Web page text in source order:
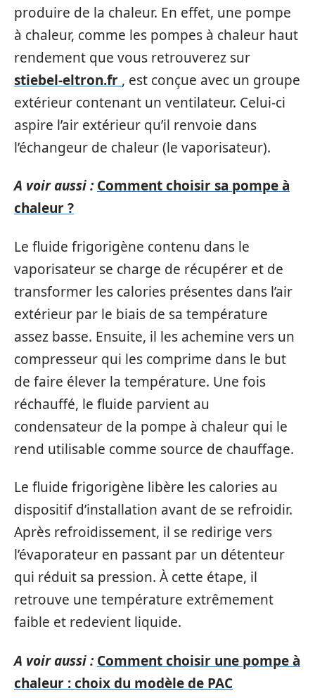
produire de la chaleur. En effet, une pompe
à chaleur, comme les pompes à chaleur haut
rendement que vous retrouverez sur
stiebel-eltron.fr , est conçue avec un groupe
extérieur contenant un ventilateur. Celui-ci
aspire l’air extérieur qu’il renvoie dans
l’échangeur de chaleur (le vaporisateur).
A voir aussi : Comment choisir sa pompe à
chaleur ?
Le fluide frigorigène contenu dans le
vaporisateur se charge de récupérer et de
transformer les calories présentes dans l’air
extérieur par le biais de sa température
assez basse. Ensuite, il les achemine vers un
compresseur qui les comprime dans le but
de faire élever la température. Une fois
réchauffé, le fluide parvient au
condensateur de la pompe à chaleur qui le
rend utilisable comme source de chauffage.
Le fluide frigorigène libère les calories au
dispositif d’installation avant de se refroidir.
Après refroidissement, il se redirige vers
l’évaporateur en passant par un détenteur
qui réduit sa pression. À cette étape, il
retrouve une température extrêmement
faible et redevient liquide.
A voir aussi : Comment choisir une pompe à
chaleur : choix du modèle de PAC